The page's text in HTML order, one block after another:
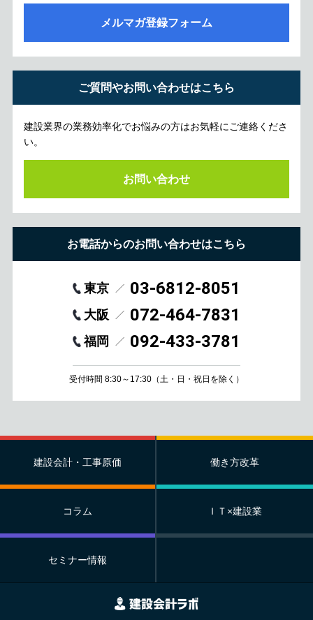
メルマガ登録フォーム
ご質問やお問い合わせはこちら
建設業界の業務効率化でお悩みの方はお気軽にご連絡くださ
い。
お問い合わせ
お電話からのお問い合わせはこちら
東京 03-6812-8051
大阪 072-464-7831
福岡 092-433-3781
受付時間 8:30～17:30 （土・日・祝日を除く）
建設会計・工事原価 働き方改革
コラム ＩＴ×建設業
セミナー情報